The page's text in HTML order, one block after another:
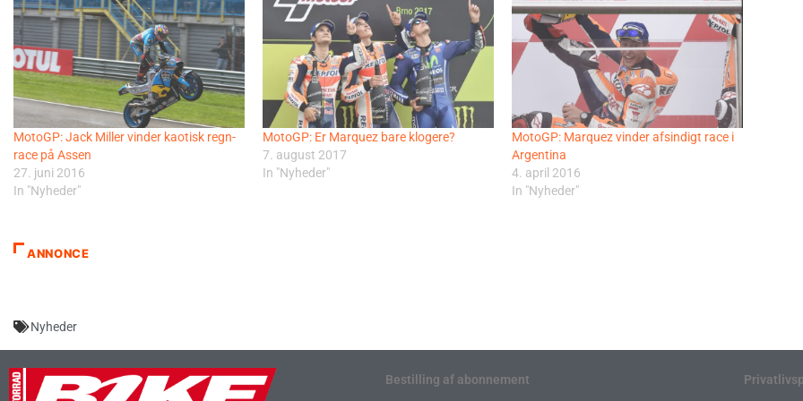
MotoGP: Jack Miller vinder kaotisk regn-
race på Assen
27. juni 2016
In "Nyheder"
MotoGP: Er Marquez bare klogere?
7. august 2017
In "Nyheder"
MotoGP: Marquez vinder afsindigt race i
Argentina
4. april 2016
In "Nyheder"
ANNONCE
Nyheder
Bestilling af abonnement